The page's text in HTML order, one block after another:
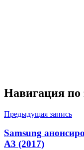
Навигация по
Предыдущая запись
Samsung
A3 (2017)